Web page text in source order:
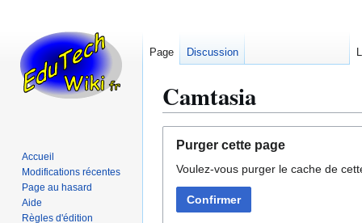
Camtasia
navigation
recherche
Purger cette page
Voulez-vous purger le cache de
Confirmer
Page Discussion
Accueil
Modifications récentes
Page au hasard
Aide
Règles d'édition